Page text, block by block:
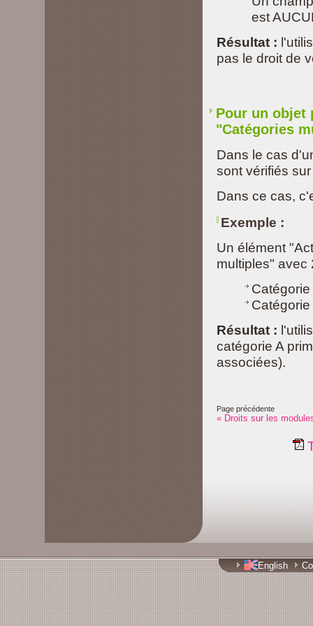
est
Résultat :
pas le droit de
Pour un objet
"Catégories
Dans le cas
sont vérifiés
Dans ce cas,
Exemple :
Un élément
multiples" avec
Résultat :
catégorie A
associées).
Page précédente
« Droits sur les
English